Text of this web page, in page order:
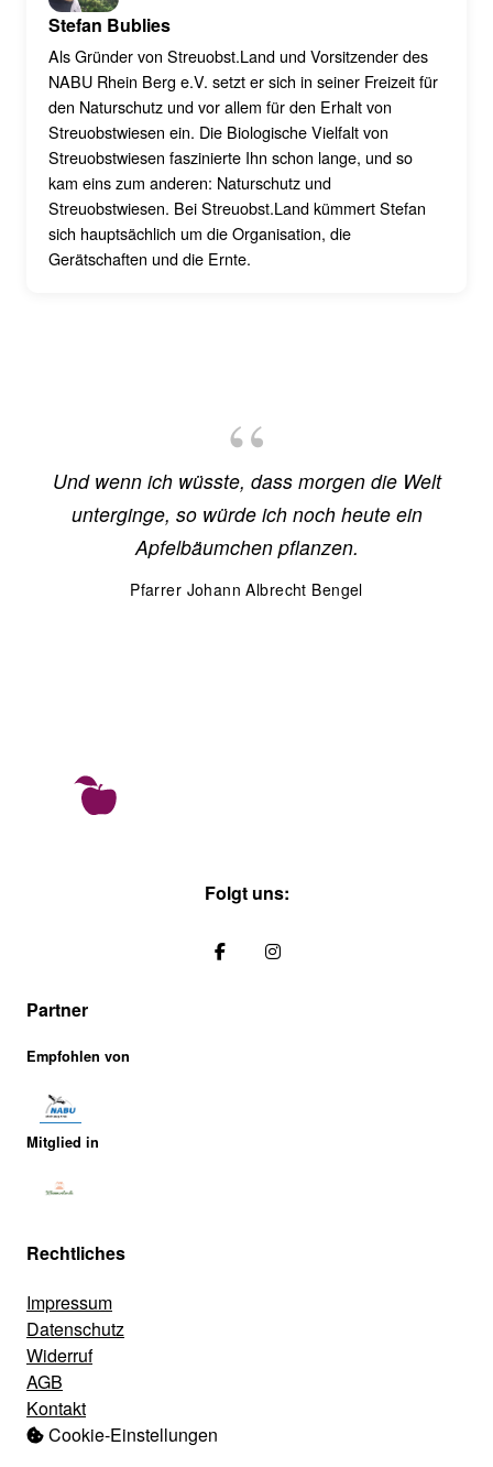
Stefan Bublies
Als Gründer von Streuobst.Land und Vorsitzender des
NABU Rhein Berg e.V. setzt er sich in seiner Freizeit für
den Naturschutz und vor allem für den Erhalt von
Streuobstwiesen ein. Die Biologische Vielfalt von
Streuobstwiesen faszinierte Ihn schon lange, und so
kam eins zum anderen: Naturschutz und
Streuobstwiesen. Bei Streuobst.Land kümmert Stefan
sich hauptsächlich um die Organisation, die
Gerätschaften und die Ernte.
Und wenn ich wüsste, dass morgen die Welt
unterginge, so würde ich noch heute ein
Apfelbäumchen pflanzen.
Pfarrer Johann Albrecht Bengel
Folgt uns:
Partner
Empfohlen von
Mitglied in
Rechtliches
Impressum
Datenschutz
Widerruf
AGB
Kontakt
Cookie-Einstellungen